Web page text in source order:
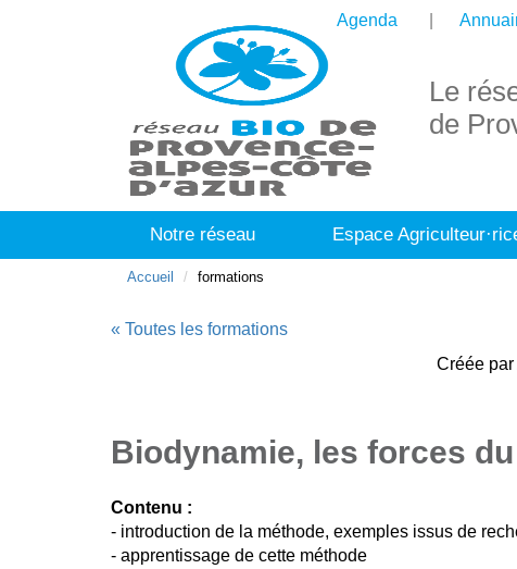
Agenda
Le
de
Notre réseau Espace
Accueil formations
« Toutes les formations
Créée
Biodynamie, les forces
Contenu :
- introduction de la méthode, exemples issus de
- apprentissage de cette méthode